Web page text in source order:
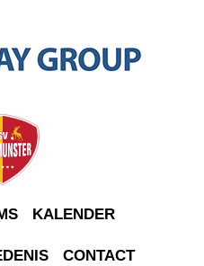
KALENDER
CONTACT